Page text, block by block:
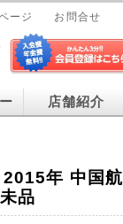
ージ お問合せ
店舗紹介
年 中国航
品